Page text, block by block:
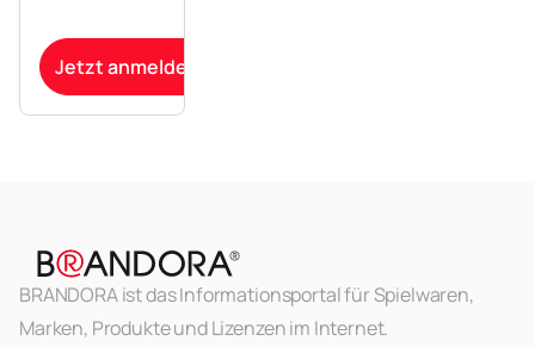
Jetzt anmelden
BRANDORA ist das Informationsportal für Spielwaren,
Marken, Produkte und Lizenzen im Internet.